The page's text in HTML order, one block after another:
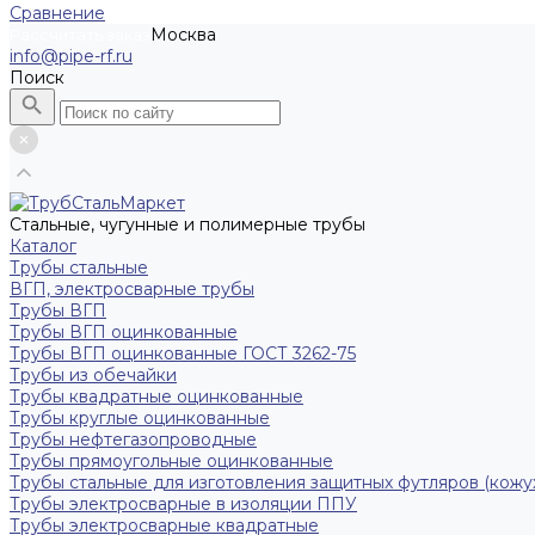
Сравнение
Москва
info@pipe-rf.ru
Поиск
Стальные, чугунные и полимерные трубы
Каталог
Трубы стальные
ВГП, электросварные трубы
Трубы ВГП
Трубы ВГП оцинкованные
Трубы ВГП оцинкованные ГОСТ 3262-75
Трубы из обечайки
Трубы квадратные оцинкованные
Трубы круглые оцинкованные
Трубы нефтегазопроводные
Трубы прямоугольные оцинкованные
Трубы стальные для изготовления защитных футляров
Трубы электросварные в изоляции ППУ
Трубы электросварные квадратные